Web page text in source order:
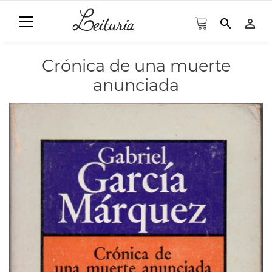
search person_outline
Crónica de una muerte
anunciada